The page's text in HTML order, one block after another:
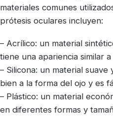
materiales comunes
prótesis oculares incluyen:
– Acrílico: un material
tiene una apariencia similar
– Silicona: un material
bien a la forma del ojo y es
– Plástico: un material
en diferentes formas y